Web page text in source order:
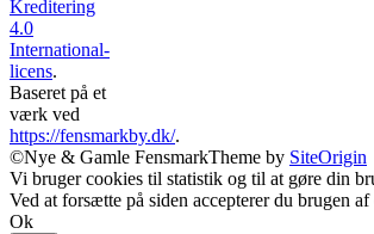
Kreditering
4.0
International-
licens.
Baseret på et
værk ved
https://fensmarkby.dk/.
©Nye & Gamle FensmarkTheme by SiteOrigin
Vi bruger cookies til statistik og til at gøre din
Ved at forsætte på siden accepterer du brugen af
Ok